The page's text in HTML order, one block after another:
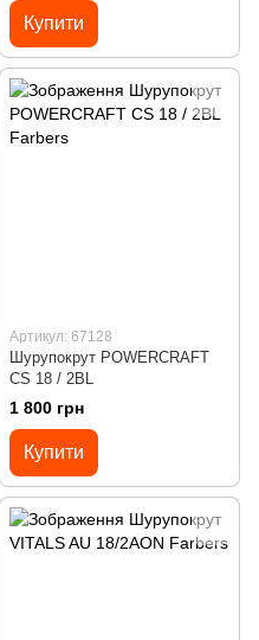
Купити
Артикул: 67128
Шурупокрут POWERCRAFT
CS 18 / 2BL
1 800 грн
Купити